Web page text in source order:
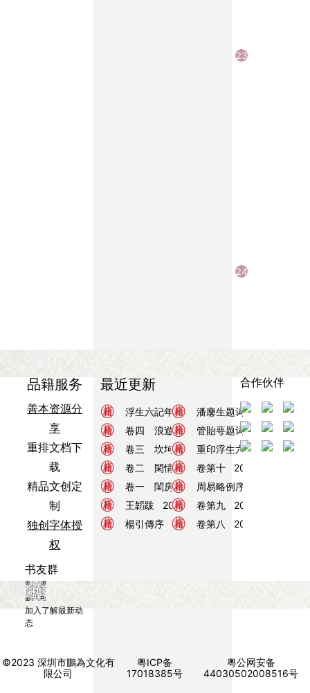
23
24
品籍服务
善本资源分
享
重排文档下
载
精品文创定
制
独创字体授
权
书友群
加入了解最新动
态
最近更新
浮生六记
浮生六記年表
2026年08月05日
浮生六记
卷四 浪遊記快
2026年08月05日
浮生六记
卷三 坎坷記愁
2026年08月05日
浮生六记
卷二 閑情記趣
2026年08月05日
浮生六记
卷一 閨房記樂
2026年08月05日
浮生六记
王韜跋
2026年08月05日
浮生六记
楊引傳序 2026年08月05日
浮生六记
潘麐生题词
2026年08
浮生六记
管貽萼题词
2026年08
浮生六记
重印浮生六記
2026年
周易
卷第十
2026年08月02
周易
周易略例序
周易
卷第九
2026年08月02
周易
卷第八 2026年08月02
合作伙伴
©2023 深圳市鵬為文化有
限公司
粤ICP备
17018385号
粤公网安备
44030502008516号